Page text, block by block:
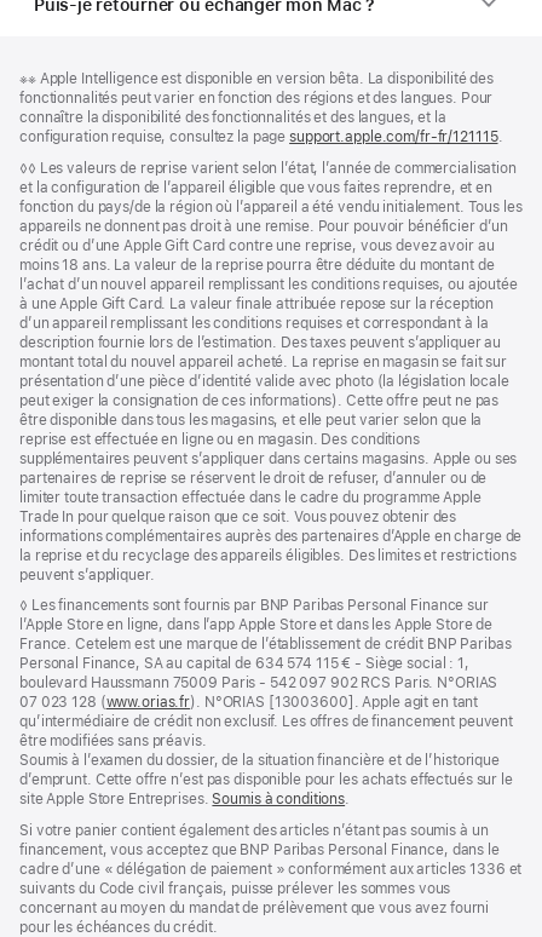
Puis-je retourner ou échanger mon Mac ?
de
page
de
bas
de
Note
de
bas
de
※※ Apple Intelligence est disponible en version bêta. La disponibilité des
fonctionnalités peut varier en fonction des régions et des langues. Pour
connaître la disponibilité des fonctionnalités et des langues, et la
configuration requise, consultez la pagesupport.apple.com/fr-fr/121115
une
.
Note
de
bas
de
page
◊◊ Les valeurs de reprise varient selon l’état, l’année de commercialisation
et la configuration de l’appareil éligible que vous faites reprendre, et en
fonction du pays/de la région où l’appareil a été vendu initialement. Tous les
appareils ne donnent pas droit à une remise. Pour pouvoir bénéficier d’un
crédit ou d’une Apple Gift Card contre une reprise, vous devez avoir au
moins 18 ans. La valeur de la reprise pourra être déduite du montant de
l’achat d’un nouvel appareil remplissant les conditions requises, ou ajoutée
à une Apple Gift Card. La valeur finale attribuée repose sur la réception
d’un appareil remplissant les conditions requises et correspondant à la
description fournie lors de l’estimation. Des taxes peuvent s’appliquer au
montant total du nouvel appareil acheté. La reprise en magasin se fait sur
présentation d’une pièce d’identité valide avec photo (la législation locale
peut exiger la consignation de ces informations). Cette offre peut ne pas
être disponible dans tous les magasins, et elle peut varier selon que la
reprise est effectuée en ligne ou en magasin. Des conditions
supplémentaires peuvent s’appliquer dans certains magasins. Apple ou ses
partenaires de reprise se réservent le droit de refuser, d’annuler ou de
limiter toute transaction effectuée dans le cadre du programme Apple
Trade In pour quelque raison que ce soit. Vous pouvez obtenir des
informations complémentaires auprès des partenaires d’Apple en charge de
la reprise et du recyclage des appareils éligibles. Des limites et restrictions
peuvent s’appliquer.
Note
de
bas
de
page
◊ Les financements sont fournis par BNP Paribas Personal Finance sur
l’Apple Store en ligne, dans l’app Apple Store et dans les Apple Store de
France. Cetelem est une marque de l’établissement de crédit BNP Paribas
Personal Finance, SA au capital de 634 574 115 € - Siège social : 1,
boulevard Haussmann 75009 Paris - 542 097 902 RCS Paris. N°ORIAS
07 023 128 (www.orias.fr(s’ouvre
dans
une
nouvelle
fenêtre)
). N°ORIAS [13003600]. Apple agit en tant
qu’intermédiaire de crédit non exclusif. Les offres de financement peuvent
être modifiées sans préavis.
Soumis à l’examen du dossier, de la situation financière et de l’historique
d’emprunt. Cette offre n’est pas disponible pour les achats effectués sur le
site Apple Store Entreprises. Soumis à conditions(s’ouvre
une
nouvelle
fenêtre)
.
Si votre panier contient également des articles n’étant pas soumis à un
financement, vous acceptez que BNP Paribas Personal Finance, dans le
cadre d’une « délégation de paiement » conformément aux articles 1336 et
suivants du Code civil français, puisse prélever les sommes vous
concernant au moyen du mandat de prélèvement que vous avez fourni
pour les échéances du crédit.